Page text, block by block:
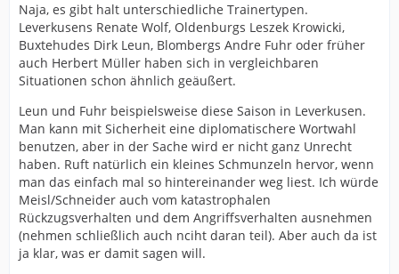
Naja, es gibt halt unterschiedliche Trainertypen.
Leverkusens Renate Wolf, Oldenburgs Leszek Krowicki,
Buxtehudes Dirk Leun, Blombergs Andre Fuhr oder früher
auch Herbert Müller haben sich in vergleichbaren
Situationen schon ähnlich geäußert.
Leun und Fuhr beispielsweise diese Saison in Leverkusen.
Man kann mit Sicherheit eine diplomatischere Wortwahl
benutzen, aber in der Sache wird er nicht ganz Unrecht
haben. Ruft natürlich ein kleines Schmunzeln hervor, wenn
man das einfach mal so hintereinander weg liest. Ich würde
Meisl/Schneider auch vom katastrophalen
Rückzugsverhalten und dem Angriffsverhalten ausnehmen
(nehmen schließlich auch nciht daran teil). Aber auch da ist
ja klar, was er damit sagen will.